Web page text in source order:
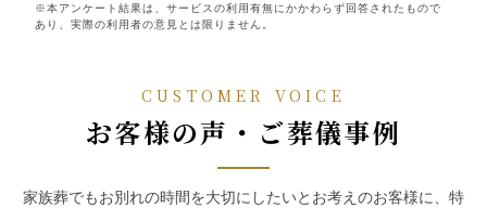
※本アンケート結果は、サービスの利用有無にかかわらず回答されたもので
あり、実際の利用者の意見とは限りません。
CUSTOMER VOICE
お客様の声・ご葬儀事例
家族葬でもお別れの時間を大切にしたいとお考えのお客様に、特